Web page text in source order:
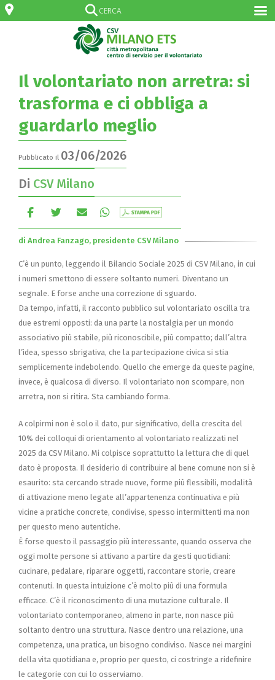
Il volontariato non arretra: si
trasforma e ci obbliga a
guardarlo meglio
Pubblicato il 03/06/2026
Di CSV Milano
di Andrea Fanzago, presidente CSV Milano
C’è un punto, leggendo il Bilancio Sociale 2025 di CSV Milano, in cui
i numeri smettono di essere soltanto numeri. Diventano un
segnale. E forse anche una correzione di sguardo.
Da tempo, infatti, il racconto pubblico sul volontariato oscilla tra
due estremi opposti: da una parte la nostalgia per un mondo
associativo più stabile, più riconoscibile, più compatto; dall’altra
l’idea, spesso sbrigativa, che la partecipazione civica si stia
semplicemente indebolendo. Quello che emerge da queste pagine,
invece, è qualcosa di diverso. Il volontariato non scompare, non
arretra, non si ritira. Sta cambiando forma.
A colpirmi non è solo il dato, pur significativo, della crescita del
10% dei colloqui di orientamento al volontariato realizzati nel
2025 da CSV Milano. Mi colpisce soprattutto la lettura che di quel
dato è proposta. Il desiderio di contribuire al bene comune non si è
esaurito: sta cercando strade nuove, forme più flessibili, modalità
di attivazione meno legate all’appartenenza continuativa e più
vicine a pratiche concrete, condivise, spesso intermittenti ma non
per questo meno autentiche.
È forse questo il passaggio più interessante, quando osserva che
oggi molte persone si attivano a partire da gesti quotidiani:
cucinare, pedalare, riparare oggetti, raccontare storie, creare
contenuti. In questa intuizione c’è molto più di una formula
efficace. C’è il riconoscimento di una mutazione culturale. Il
volontariato contemporaneo, almeno in parte, non nasce più
soltanto dentro una struttura. Nasce dentro una relazione, una
competenza, una pratica, un bisogno condiviso. Nasce nei margini
della vita quotidiana e, proprio per questo, ci costringe a ridefinire
le categorie con cui lo osserviamo.